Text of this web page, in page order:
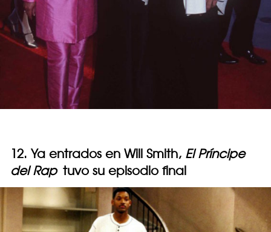
12. Ya entrados en Will Smith, El Príncipe
del Rap tuvo su episodio final